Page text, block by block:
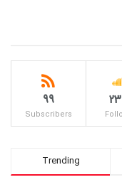
99
Subscribers
Trending